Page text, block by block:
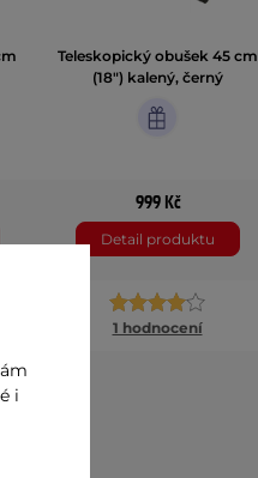
Teleskopický obušek 45 cm
(18") kalený, černý
999 Kč
Detail produktu
1 hodnocení
i